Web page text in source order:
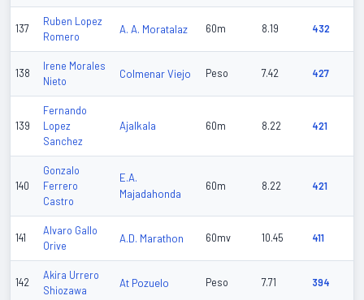
137
Ruben Lopez
Romero
A. A. Moratalaz 60m 8.19 432
138
Irene Morales
Nieto
Colmenar Viejo Peso 7.42 427
139
Fernando
Lopez
Sanchez
Ajalkala 60m 8.22 421
140
Gonzalo
Ferrero
Castro
E.A.
Majadahonda
60m 8.22 421
141
Alvaro Gallo
Orive
A.D. Marathon 60mv 10.45 411
142
Akira Urrero
Shiozawa
At Pozuelo Peso 7.71 394